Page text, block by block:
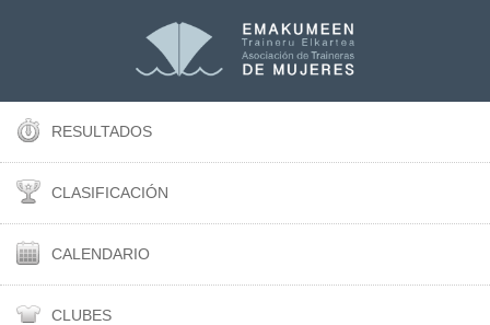
RESULTADOS
CLASIFICACIÓN
CALENDARIO
CLUBES